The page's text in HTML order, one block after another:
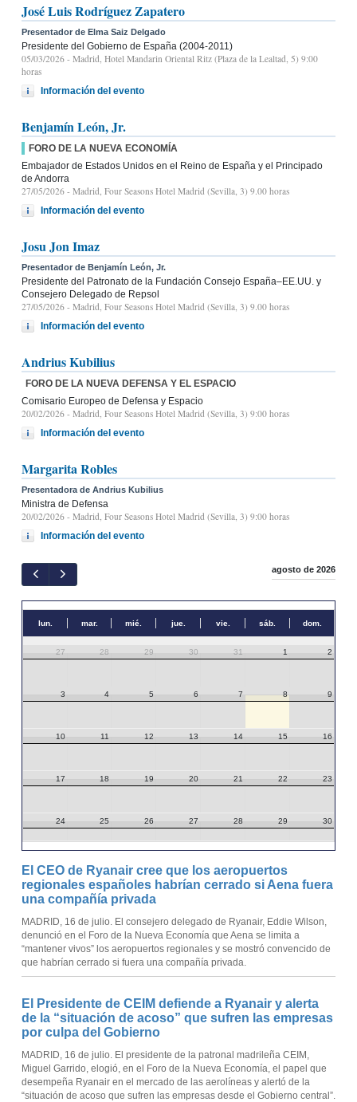
José Luis Rodríguez Zapatero
Presentador de Elma Saiz Delgado
Presidente del Gobierno de España (2004-2011)
05/03/2026 - Madrid, Hotel Mandarin Oriental Ritz (Plaza de la Lealtad, 5) 9:00
horas
Información del evento
Benjamín León, Jr.
FORO DE LA NUEVA ECONOMÍA
Embajador de Estados Unidos en el Reino de España y el Principado
de Andorra
27/05/2026 - Madrid, Four Seasons Hotel Madrid (Sevilla, 3) 9.00 horas
Información del evento
Josu Jon Imaz
Presentador de Benjamín León, Jr.
Presidente del Patronato de la Fundación Consejo España–EE.UU. y
Consejero Delegado de Repsol
27/05/2026 - Madrid, Four Seasons Hotel Madrid (Sevilla, 3) 9.00 horas
Información del evento
Andrius Kubilius
FORO DE LA NUEVA DEFENSA Y EL ESPACIO
Comisario Europeo de Defensa y Espacio
20/02/2026 - Madrid, Four Seasons Hotel Madrid (Sevilla, 3) 9:00 horas
Información del evento
Margarita Robles
Presentadora de Andrius Kubilius
Ministra de Defensa
20/02/2026 - Madrid, Four Seasons Hotel Madrid (Sevilla, 3) 9:00 horas
Información del evento
agosto de 2026
lun. mar. mié. jue. vie. sáb. dom.
27 28 29 30 31 1 2
3 4 5 6 7 8 9
10 11 12 13 14 15 16
17 18 19 20 21 22 23
24 25 26 27 28 29 30
El CEO de Ryanair cree que los aeropuertos
regionales españoles habrían cerrado si Aena fuera
una compañía privada
MADRID, 16 de julio. El consejero delegado de Ryanair, Eddie Wilson,
denunció en el Foro de la Nueva Economía que Aena se limita a
“mantener vivos” los aeropuertos regionales y se mostró convencido de
que habrían cerrado si fuera una compañía privada.
El Presidente de CEIM defiende a Ryanair y alerta
de la “situación de acoso” que sufren las empresas
por culpa del Gobierno
MADRID, 16 de julio. El presidente de la patronal madrileña CEIM,
Miguel Garrido, elogió, en el Foro de la Nueva Economía, el papel que
desempeña Ryanair en el mercado de las aerolíneas y alertó de la
“situación de acoso que sufren las empresas desde el Gobierno central”.